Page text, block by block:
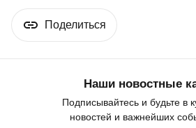
Поделиться
Наши новостные
Подписывайтесь и будьте в
новостей и важнейших